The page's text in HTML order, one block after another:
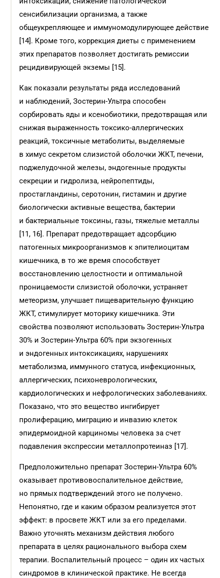
сенсибилизации организма, а также
общеукрепляющее и иммуномодулирующее действие
[14]. Кроме того, коррекция диеты с применением
этих препаратов позволяет достигать ремиссии
рецидивирующей экземы [15].
Как показали результаты ряда исследований
и наблюдений, Зостерин-Ультра способен
сорбировать яды и ксенобиотики, предотвращая или
снижая выраженность токсико-аллергических
реакций, токсичные метаболиты, выделяемые
в химус секретом слизистой оболочки ЖКТ, печени,
поджелудочной железы, эндогенные продукты
секреции и гидролиза, нейропептиды,
простагландины, серотонин, гис­тамин и другие
биологически активные вещества, бактерии
и бактериальные токсины, газы, тяжелые металлы
[11, 16]. Препарат предотвращает адсорбцию
патогенных микроорганизмов к эпителиоцитам
кишечника, в то же время способствует
восстановлению целостности и оптимальной
проницаемости слизистой оболочки, устраняет
метеоризм, улучшает пищеварительную функцию
ЖКТ, стимулирует моторику кишечника. Эти
свойства позволяют использовать Зостерин-Ультра
30% и Зостерин-Ультра 60% при экзогенных
и эндогенных интоксикациях, нарушениях
метаболизма, иммунного статуса, инфекционных,
аллергических, психоневрологических,
кардиологических и нефрологических заболеваниях.
Показано, что это вещество ингибирует
пролиферацию, миграцию и инвазию клеток
эпидермоидной карциномы человека за счет
подавления экспрессии металлопротеиназ [17].
Предположительно препарат Зостерин-Ультра 60%
оказывает противовоспалительное действие,
но прямых подтверждений этого не получено.
Непонятно, где и каким образом реализуется этот
эффект: в просвете ЖКТ или за его пределами.
Важно уточнять механизм действия любого
препарата в целях рационального выбора схем
терапии. Воспалительный процесс – один их частых
синдромов в клиничес­кой практике. Не всегда